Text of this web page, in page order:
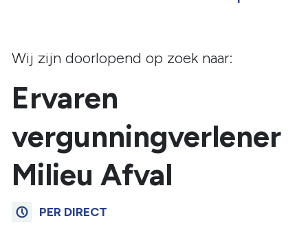
Wij zijn doorlopend op zoek naar:
Ervaren
vergunningverlener
Milieu Afval
PER DIRECT